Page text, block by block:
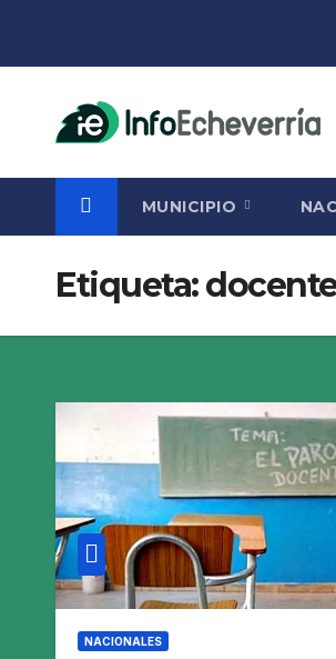
MUNICIPIO
Etiqueta:
NACIONALES